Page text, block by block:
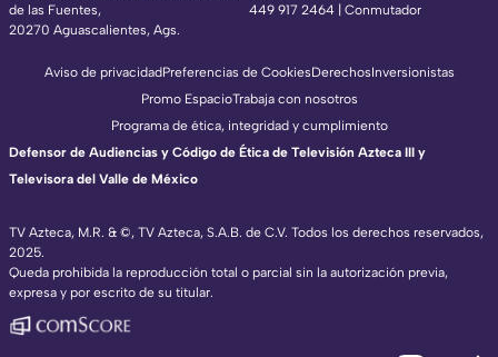
de las Fuentes,
20270 Aguascalientes, Ags.
449 917 2464 | Conmutador
TV Azteca, M.R. & ©, TV Azteca, S.A.B. de C.V. Todos los derechos reservados,
2025.
Queda prohibida la reproducción total o parcial sin la autorización previa,
expresa y por escrito de su titular.
Aviso de privacidadPreferencias de CookiesDerechosInversionistas
Promo EspacioTrabaja con nosotros
Programa de ética, integridad y cumplimiento
Defensor de Audiencias y Código de Ética de Televisión Azteca III y
Televisora del Valle de México